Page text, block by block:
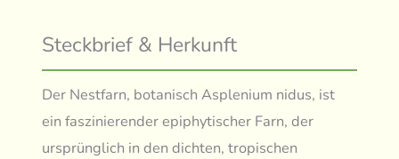
Steckbrief & Herkunft
Der Nestfarn, botanisch Asplenium nidus, ist
ein faszinierender epiphytischer Farn, der
ursprünglich in den dichten, tropischen